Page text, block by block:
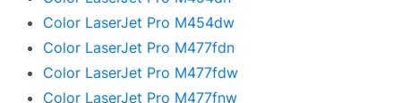
Color LaserJet Pro M454dw
Color LaserJet Pro M477fdn
Color LaserJet Pro M477fdw
Color LaserJet Pro M477fnw